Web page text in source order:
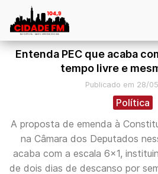
Entenda PEC que acaba
tempo livre e
Publicado em 28/
Política
A proposta de emenda à
na Câmara dos Deputados
acaba com a escala 6x1,
de dois dias de descanso por